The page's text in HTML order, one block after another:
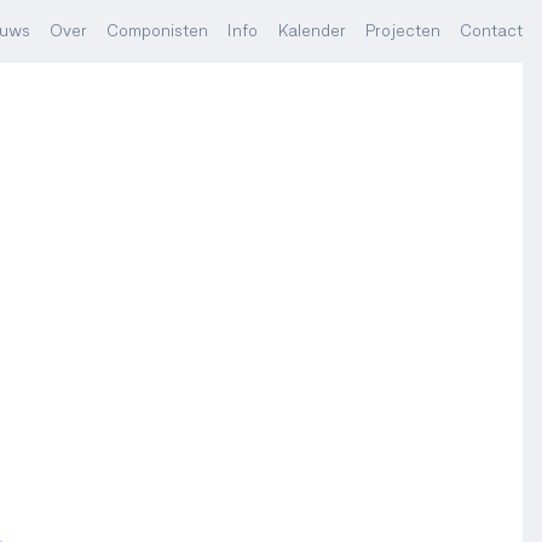
Over Componisten Info Kalender Projecten Contact